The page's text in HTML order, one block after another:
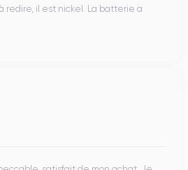
redire, il est nickel. La batterie a